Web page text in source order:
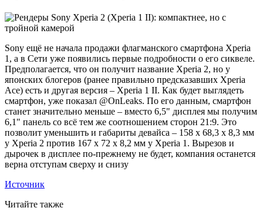
Sony ещё не начала продажи флагманского смартфона Xperia
1, а в Сети уже появились первые подробности о его сиквеле.
Предполагается, что он получит название Xperia 2, но у
японских блогеров (ранее правильно предсказавших Xperia
Ace) есть и другая версия – Xperia 1 II. Как будет выглядеть
смартфон, уже показал @OnLeaks. По его данным, смартфон
станет значительно меньше – вместо 6,5" дисплея мы получим
6,1" панель со всё тем же соотношением сторон 21:9. Это
позволит уменьшить и габариты девайса – 158 х 68,3 х 8,3 мм
у Xperia 2 против 167 x 72 x 8,2 мм у Xperia 1. Вырезов и
дырочек в дисплее по-прежнему не будет, компания останется
верна отступам сверху и снизу
Источник
Читайте также